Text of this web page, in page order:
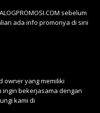
sebelum
ada info promonya di sini
owner yang memiliki
bekerjasama dengan
kami di